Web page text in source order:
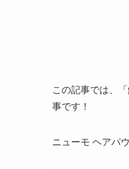
この記事では、
事です！
ニューモ ヘアパ